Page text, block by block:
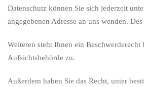
Datenschutz können Sie sich jederzeit
angegebenen Adresse an uns wenden. Des
Weiteren steht Ihnen ein Beschwerderecht
Aufsichtsbehörde zu.
Außerdem haben Sie das Recht, unter